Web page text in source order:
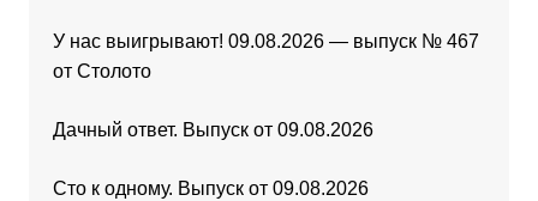
У нас выигрывают! 09.08.2026 — выпуск № 467
от Столото
Дачный ответ. Выпуск от 09.08.2026
Сто к одному. Выпуск от 09.08.2026